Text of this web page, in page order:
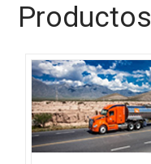
Productos